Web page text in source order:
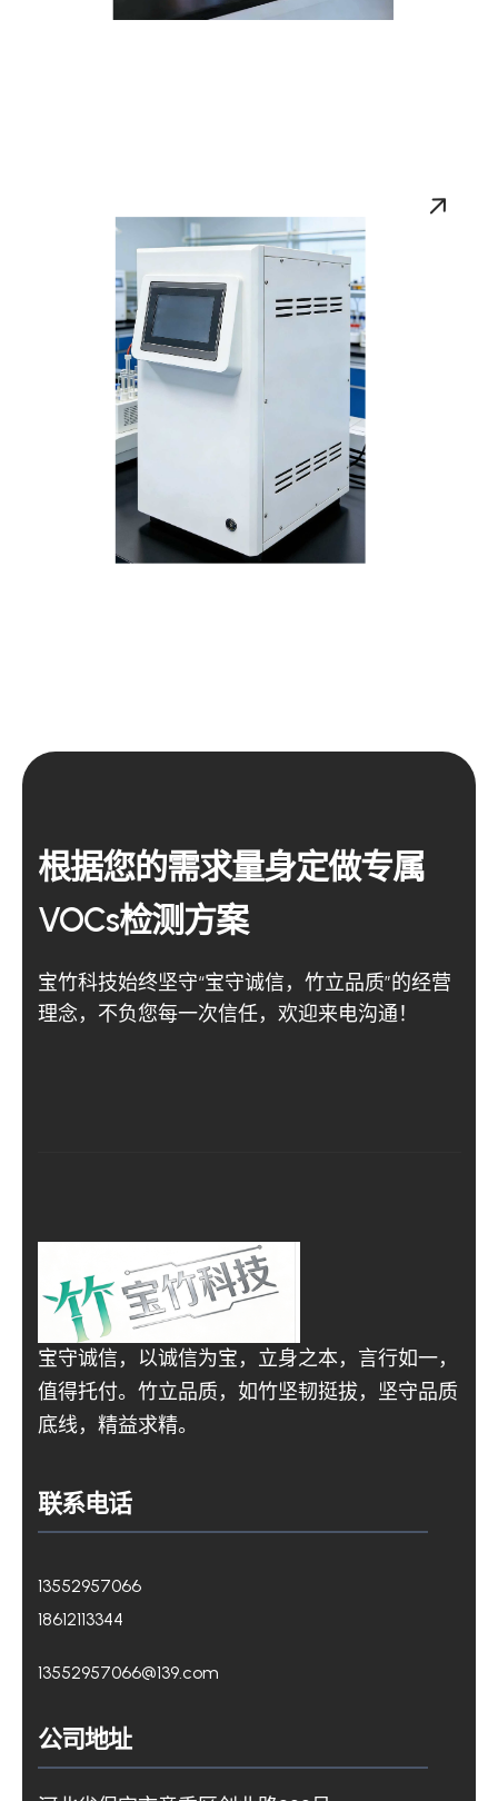
根据您的需求量身定做专属
VOCs检测方案
宝竹科技始终坚守“宝守诚信，竹立品质”的经营
理念，不负您每一次信任，欢迎来电沟通！
宝守诚信，以诚信为宝，立身之本，言行如一，
值得托付。竹立品质，如竹坚韧挺拔，坚守品质
底线，精益求精。
联系电话
13552957066
18612113344
13552957066@139.com
公司地址